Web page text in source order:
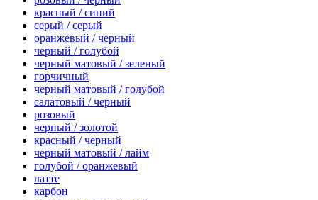
красный / синий
серый / серый
оранжевый / черный
черный / голубой
черный матовый / зеленый
горчичный
черный матовый / голубой
салатовый / черный
розовый
черный / золотой
красный / черный
черный матовый / лайм
голубой / оранжевый
латте
карбон